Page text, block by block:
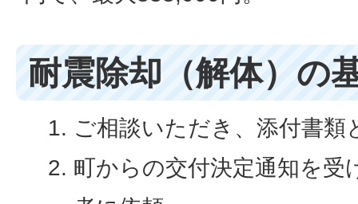
耐震除却（解体）の
ご相談いただき、添付書類
町からの交付決定通知を受